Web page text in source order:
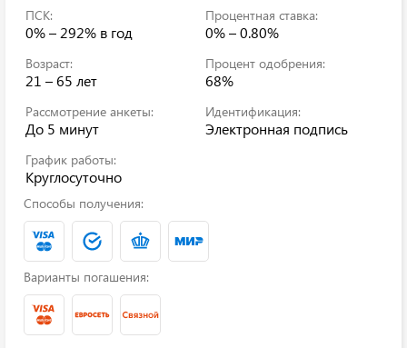
ПСК:
0% – 292% в год
Процентная ставка:
0% – 0.80%
Возраст:
21 – 65 лет
Процент одобрения:
68%
Рассмотрение анкеты:
До 5 минут
Идентификация:
Электронная подпись
График работы:
Круглосуточно
Способы получения:
Варианты погашения: